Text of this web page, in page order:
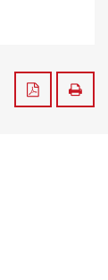
Zapisz do